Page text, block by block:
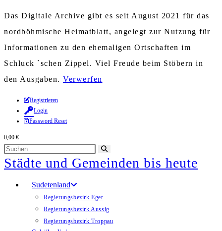
Das Digitale Archive gibt es seit August 2021 für das
nordböhmische Heimatblatt, angelegt zur Nutzung für
Informationen zu den ehemaligen Ortschaften im
Schluck `schen Zippel. Viel Freude beim Stöbern in
den Ausgaben. Verwerfen
Zum
Inhalt
springen
Registrieren
Login
Password Reset
0,00 €
Diese
Website
durchsuchen
starten
Städte und Gemeinden bis heute
Sudetenland
Regierungsbezirk Eger
Regierungsbezirk Aussig
Regierungsbezirk Troppau